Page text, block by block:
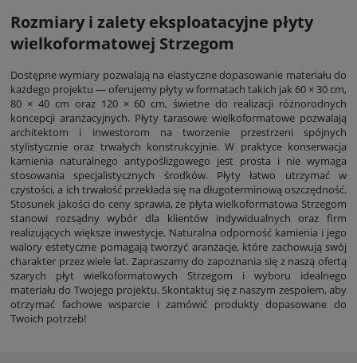
Rozmiary i zalety eksploatacyjne płyty
wielkoformatowej Strzegom
Dostępne wymiary pozwalają na elastyczne dopasowanie materiału do
każdego projektu — oferujemy płyty w formatach takich jak 60 × 30 cm,
80 × 40 cm oraz 120 × 60 cm, świetne do realizacji różnorodnych
koncepcji aranżacyjnych. Płyty tarasowe wielkoformatowe pozwalają
architektom i inwestorom na tworzenie przestrzeni spójnych
stylistycznie oraz trwałych konstrukcyjnie. W praktyce konserwacja
kamienia naturalnego antypoślizgowego jest prosta i nie wymaga
stosowania specjalistycznych środków. Płyty łatwo utrzymać w
czystości, a ich trwałość przekłada się na długoterminową oszczędność.
Stosunek jakości do ceny sprawia, że płyta wielkoformatowa Strzegom
stanowi rozsądny wybór dla klientów indywidualnych oraz firm
realizujących większe inwestycje. Naturalna odporność kamienia i jego
walory estetyczne pomagają tworzyć aranżacje, które zachowują swój
charakter przez wiele lat. Zapraszamy do zapoznania się z naszą ofertą
szarych płyt wielkoformatowych Strzegom i wyboru idealnego
materiału do Twojego projektu. Skontaktuj się z naszym zespołem, aby
otrzymać fachowe wsparcie i zamówić produkty dopasowane do
Twoich potrzeb!